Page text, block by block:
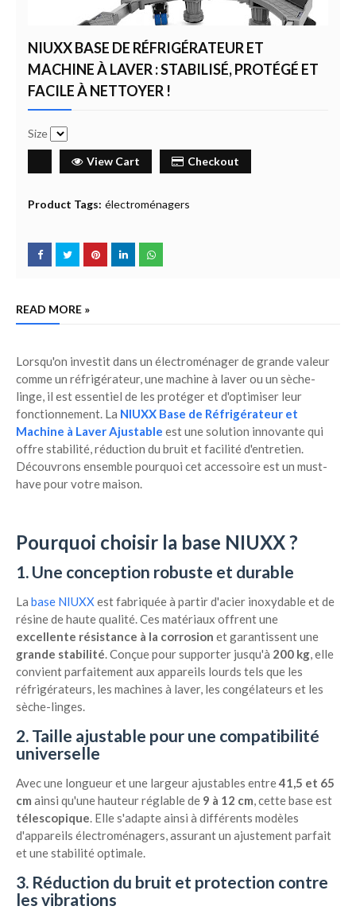
NIUXX BASE DE RÉFRIGÉRATEUR ET
MACHINE À LAVER : STABILISÉ, PROTÉGÉ ET
FACILE À NETTOYER !
Size
View Cart Checkout
Product Tags: électroménagers
READ MORE »
Lorsqu'on investit dans un électroménager de grande valeur
comme un réfrigérateur, une machine à laver ou un sèche-
linge, il est essentiel de les protéger et d'optimiser leur
fonctionnement. La NIUXX Base de Réfrigérateur et
Machine à Laver Ajustable est une solution innovante qui
offre stabilité, réduction du bruit et facilité d'entretien.
Découvrons ensemble pourquoi cet accessoire est un must-
have pour votre maison.
Pourquoi choisir la base NIUXX ?
1. Une conception robuste et durable
La base NIUXXest fabriquée à partir d'acier inoxydable et de
résine de haute qualité. Ces matériaux offrent une
excellente résistance à la corrosion et garantissent une
grande stabilité. Conçue pour supporter jusqu'à 200 kg, elle
convient parfaitement aux appareils lourds tels que les
réfrigérateurs, les machines à laver, les congélateurs et les
sèche-linges.
2. Taille ajustable pour une compatibilité
universelle
Avec une longueur et une largeur ajustables entre41,5 et 65
cm ainsi qu'une hauteur réglable de 9 à 12 cm, cette base est
télescopique. Elle s'adapte ainsi à différents modèles
d'appareils électroménagers, assurant un ajustement parfait
et une stabilité optimale.
3. Réduction du bruit et protection contre
les vibrations